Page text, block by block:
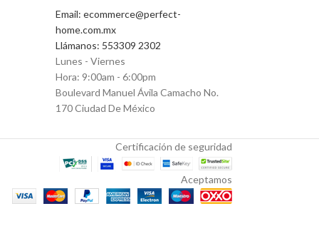
Email: ecommerce@perfect-
home.com.mx
Llámanos: 553309 2302
Lunes - Viernes
Hora: 9:00am - 6:00pm
Boulevard Manuel Ávila Camacho No.
170 Ciudad De México
Certificación de seguridad
Aceptamos